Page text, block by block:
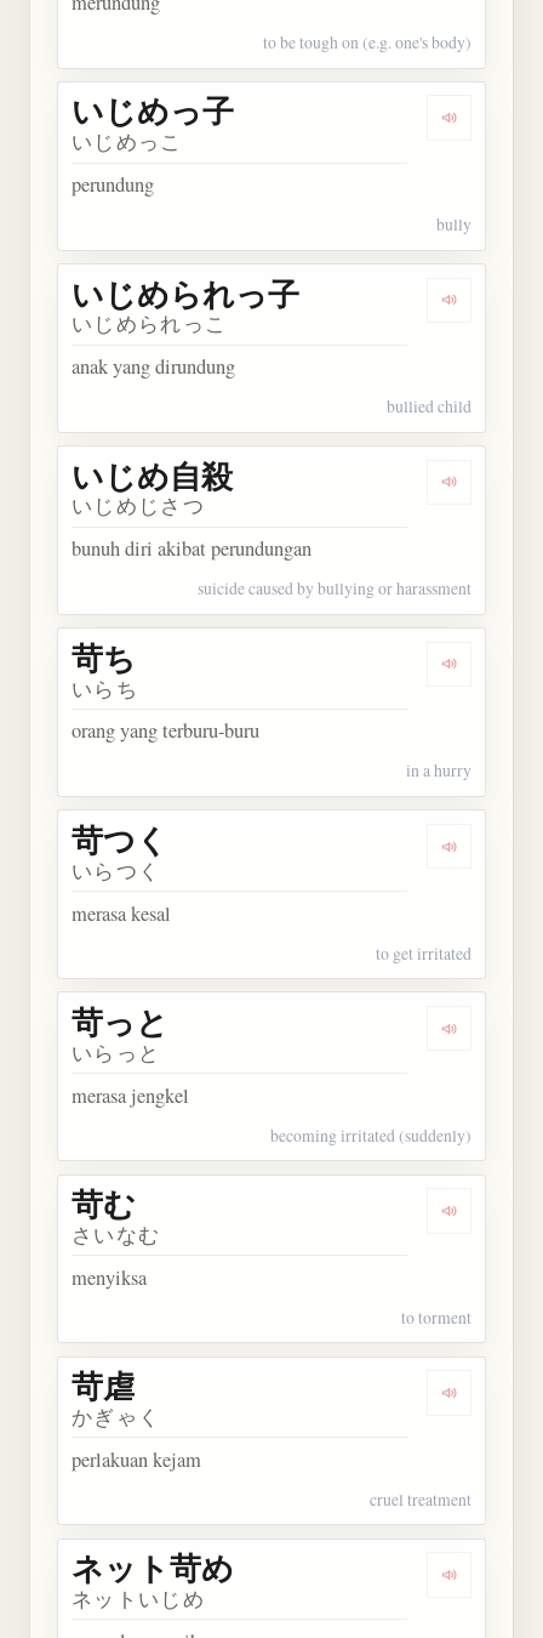
to be tough on (e.g. one's body)
Dengarkan
いじめっ子
いじめっこ
perundung
bully
Dengarkan
いじめられっ子
いじめられっこ
anak yang dirundung
bullied child
Dengarkan
いじめ自殺
いじめじさつ
bunuh diri akibat perundungan
suicide caused by bullying or harassment
Dengarkan
苛ち
いらち
orang yang terburu-buru
in a hurry
Dengarkan
苛つく
いらつく
merasa kesal
to get irritated
Dengarkan
苛っと
いらっと
merasa jengkel
becoming irritated (suddenly)
Dengarkan
苛む
さいなむ
menyiksa
to torment
Dengarkan
苛虐
かぎゃく
perlakuan kejam
cruel treatment
Dengarkan
ネット苛め
ネットいじめ